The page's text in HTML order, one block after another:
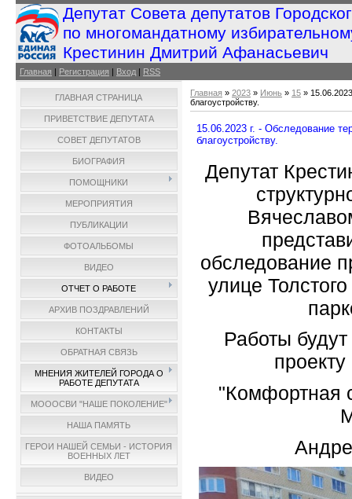
Депутат Совета депутатов
по многомандатному
Крестинин Дмитрий Афанасьевич
Главная | Регистрация | Вход | RSS
ГЛАВНАЯ СТРАНИЦА
ПРИВЕТСТВИЕ ДЕПУТАТА
СОВЕТ ДЕПУТАТОВ
БИОГРАФИЯ
ПОМОЩНИКИ
МЕРОПРИЯТИЯ
ПУБЛИКАЦИИ
ФОТОАЛЬБОМЫ
ВИДЕО
ОТЧЕТ О РАБОТЕ
АРХИВ ПОЗДРАВЛЕНИЙ
КОНТАКТЫ
ОБРАТНАЯ СВЯЗЬ
МНЕНИЯ ЖИТЕЛЕЙ ГОРОДА О
РАБОТЕ ДЕПУТАТА
МОООСВИ "НАШЕ ПОКОЛЕНИЕ"
НАША ПАМЯТЬ
ГЕРОИ НАШЕЙ СЕМЬИ - ИСТОРИЯ
ВОЕННЫХ ЛЕТ
ВИДЕО
Главная » 2023 » Июнь » 15 »
благоустройству.
15.06.2023 г. - Обследование
благоустройству.
Депутат
обследование
улице
Работы
"Комфортная